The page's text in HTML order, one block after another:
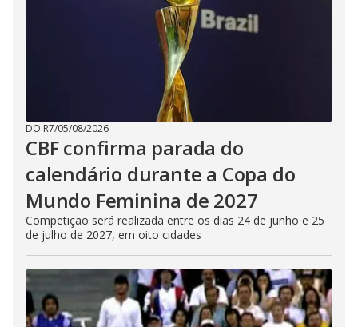
DO R7/05/08/2026
CBF confirma parada do
calendário durante a Copa do
Mundo Feminina de 2027
Competição será realizada entre os dias 24 de junho e 25
de julho de 2027, em oito cidades